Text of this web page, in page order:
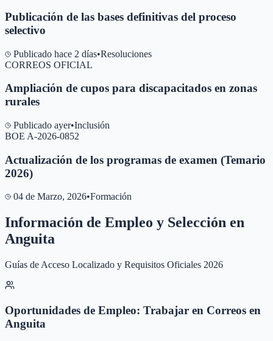
Publicación de las bases definitivas del proceso
selectivo
Publicado hace 2 días•Resoluciones
CORREOS OFICIAL
Ampliación de cupos para discapacitados en zonas
rurales
Publicado ayer•Inclusión
BOE A-2026-0852
Actualización de los programas de examen (Temario
2026)
04 de Marzo, 2026•Formación
Información de Empleo y Selección en
Anguita
Guías de Acceso Localizado y Requisitos Oficiales 2026
Oportunidades de Empleo: Trabajar en Correos en
Anguita